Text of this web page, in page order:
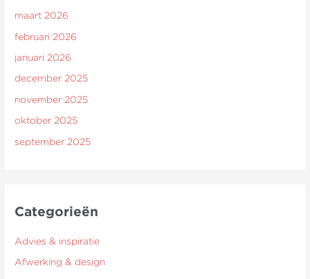
maart 2026
februari 2026
januari 2026
december 2025
november 2025
oktober 2025
september 2025
Categorieën
Advies & inspiratie
Afwerking & design